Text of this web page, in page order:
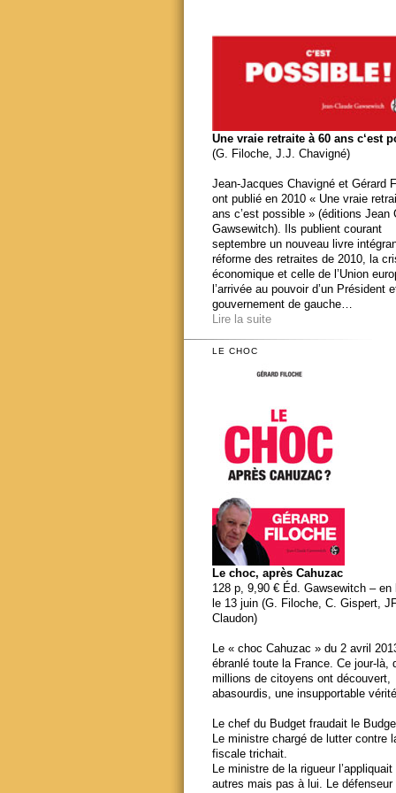
Une vraie retraite à 60 ans c‘est
(G. Filoche, J.J. Chavigné)
Jean-Jacques Chavigné et Gérard
ont publié en 2010 « Une vraie
ans c’est possible » (éditions Jean
Gawsewitch). Ils publient courant
septembre un nouveau livre
réforme des retraites de 2010, la
économique et celle de l’Union
l’arrivée au pouvoir d’un Président
gouvernement de gauche…
Lire la suite
LE CHOC
Le choc, après Cahuzac
128 p, 9,90 € Éd. Gawsewitch – en
le 13 juin (G. Filoche, C. Gispert,
Claudon)
Le « choc Cahuzac » du 2 avril
ébranlé toute la France. Ce jour-là,
millions de citoyens ont découvert,
abasourdis, une insupportable
Le chef du Budget fraudait le
Le ministre chargé de lutter contre
fiscale trichait.
Le ministre de la rigueur l’appliquait
autres mais pas à lui. Le défenseur